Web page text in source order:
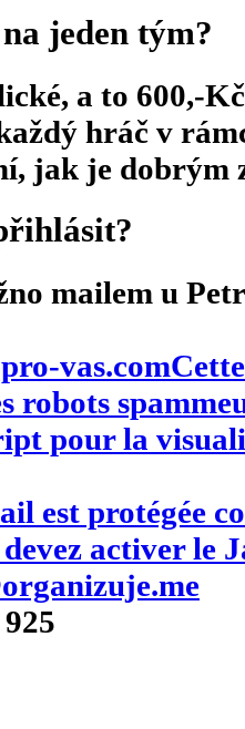
jeden tým?
a to 600,-
hráč v
jak je dobrým
mailem u
vas.com
robots
pour la
est protégée
devez activer le